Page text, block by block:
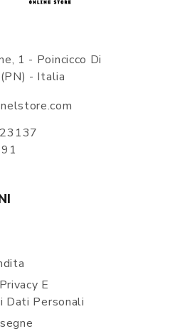
1 - Poincicco Di
- Italia
E
Dati Personali